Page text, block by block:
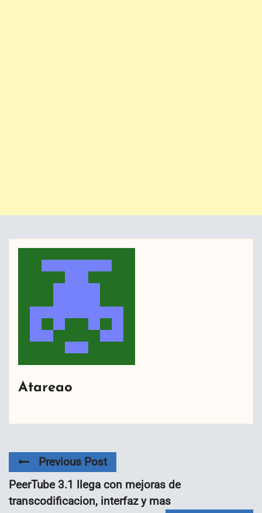
Atareao
Previous Post
PeerTube 3.1 llega con mejoras de
transcodificacion, interfaz y mas